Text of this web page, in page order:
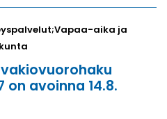
aika ja
on avoinna 14.8.